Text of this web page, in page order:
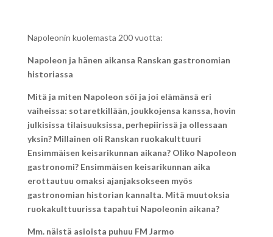
Napoleonin kuolemasta 200 vuotta:
Napoleon ja hänen aikansa Ranskan gastronomian
historiassa
Mitä ja miten Napoleon söi ja joi elämänsä eri
vaiheissa: sotaretkillään, joukkojensa kanssa, hovin
julkisissa tilaisuuksissa, perhepiirissä ja ollessaan
yksin? Millainen oli Ranskan ruokakulttuuri
Ensimmäisen keisarikunnan aikana? Oliko Napoleon
gastronomi? Ensimmäisen keisarikunnan aika
erottautuu omaksi ajanjaksokseen myös
gastronomian historian kannalta. Mitä muutoksia
ruokakulttuurissa tapahtui Napoleonin aikana?
Mm. näistä asioista puhuu FM Jarmo